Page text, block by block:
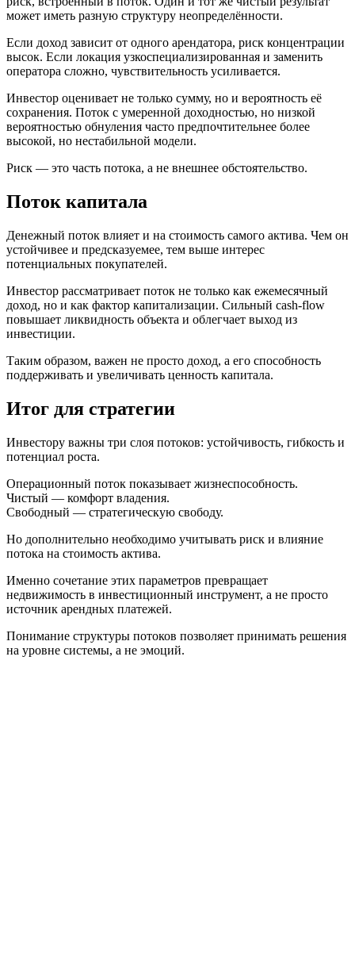
может иметь разную структуру неопределённости.
Если доход зависит от одного арендатора, риск концентрации
высок. Если локация узкоспециализированная и заменить
оператора сложно, чувствительность усиливается.
Инвестор оценивает не только сумму, но и вероятность её
сохранения. Поток с умеренной доходностью, но низкой
вероятностью обнуления часто предпочтительнее более
высокой, но нестабильной модели.
Риск — это часть потока, а не внешнее обстоятельство.
Поток капитала
Денежный поток влияет и на стоимость самого актива. Чем он
устойчивее и предсказуемее, тем выше интерес
потенциальных покупателей.
Инвестор рассматривает поток не только как ежемесячный
доход, но и как фактор капитализации. Сильный cash-flow
повышает ликвидность объекта и облегчает выход из
инвестиции.
Таким образом, важен не просто доход, а его способность
поддерживать и увеличивать ценность капитала.
Итог для стратегии
Инвестору важны три слоя потоков: устойчивость, гибкость и
потенциал роста.
Операционный поток показывает жизнеспособность.
Чистый — комфорт владения.
Свободный — стратегическую свободу.
Но дополнительно необходимо учитывать риск и влияние
потока на стоимость актива.
Именно сочетание этих параметров превращает
недвижимость в инвестиционный инструмент, а не просто
источник арендных платежей.
Понимание структуры потоков позволяет принимать решения
на уровне системы, а не эмоций.